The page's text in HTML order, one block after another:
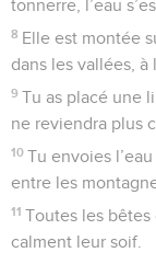
tonnerre, l’eau
8 Elle est montée
dans les vallées, à
9 Tu as placé une
ne reviendra plus
10 Tu envoies
entre les
11 Toutes les bêtes
calment leur soif.